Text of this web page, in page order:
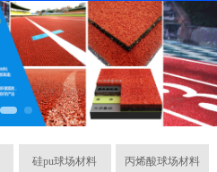
硅pu球场材料 丙烯酸球场材料